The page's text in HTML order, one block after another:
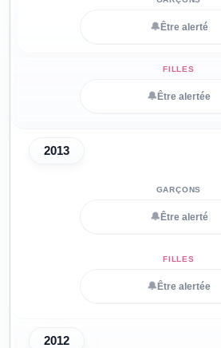
🔔 Être alerté
🔔 Être alertée
2013
🔔 Être alerté
🔔 Être alertée
2012